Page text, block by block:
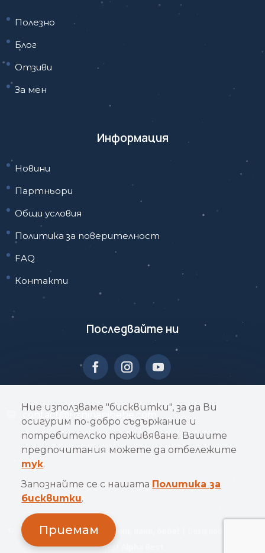
Полезно
Блог
Отзиви
За мен
Информация
Новини
Партньори
Общи условия
Политика за поверителност
FAQ
Контакти
Последвайте ни
contact@naninanibebe.com
© Всички права запазени Нани, нани, бебе!
Best
Ние използваме "бисквитки", за да Ви
осигурим по-добро съдържание и
потребителско преживяване. Вашите
предпочитания можете да отбележите
тук.
Запознайте се с нашата Политика за
бисквитки.
Приемам